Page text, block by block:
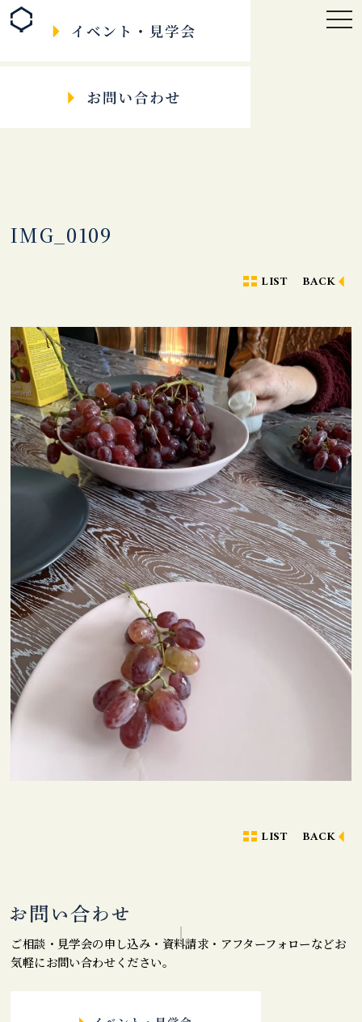
IMG_0109
LIST BACK
LIST BACK
ご相談・見学会の申し込み・資料請求・アフターフォローなどお
気軽にお問い合わせください。